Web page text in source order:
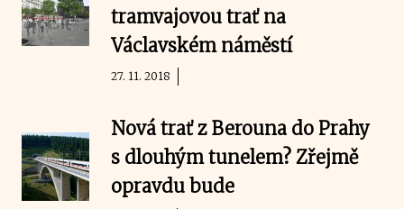
tramvajovou trať na
Václavském náměstí
27. 11. 2018
Nová trať z Berouna do Prahy
s dlouhým tunelem? Zřejmě
opravdu bude